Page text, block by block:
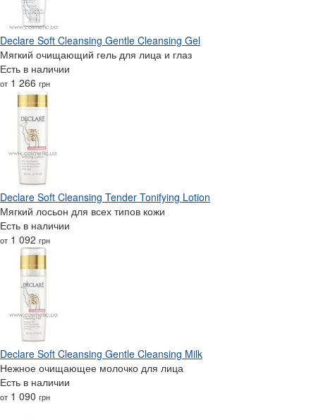
Declare Soft Cleansing Gentle Cleansing Gel
Мягкий очищающий гель для лица и глаз
Есть в наличии
от 1 266 грн
Declare Soft Cleansing Tender Tonifying Lotion
Мягкий лосьон для всех типов кожи
Есть в наличии
от 1 092 грн
Declare Soft Cleansing Gentle Cleansing Milk
Нежное очищающее молочко для лица
Есть в наличии
от 1 090 грн